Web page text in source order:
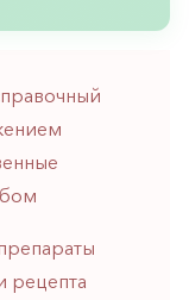
рецепта